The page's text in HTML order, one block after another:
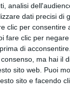
analisi
dati precisi di
clic per consentire
fare clic per
di acconsentire.
ma hai il
sito web. Puoi
sito e facendo
Visualizza